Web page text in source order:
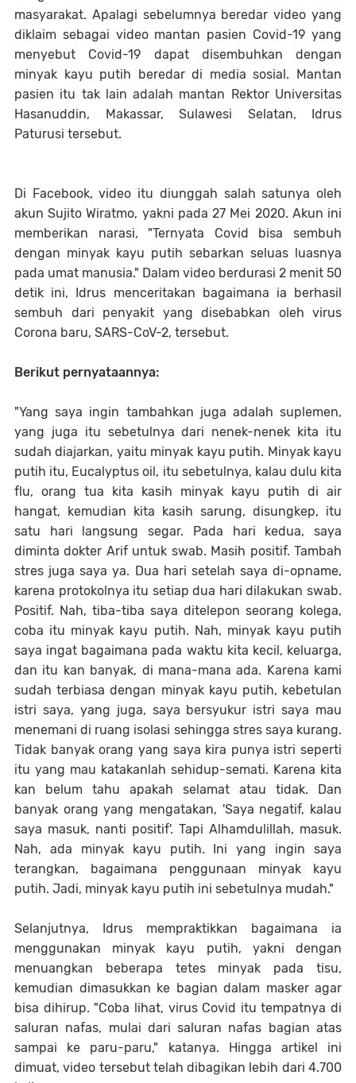
masyarakat. Apalagi sebelumnya beredar video yang
diklaim sebagai video mantan pasien Covid-19 yang
menyebut Covid-19 dapat disembuhkan dengan
minyak kayu putih beredar di media sosial. Mantan
pasien itu tak lain adalah mantan Rektor Universitas
Hasanuddin, Makassar, Sulawesi Selatan, Idrus
Paturusi tersebut.
Di Facebook, video itu diunggah salah satunya oleh
akun Sujito Wiratmo, yakni pada 27 Mei 2020. Akun ini
memberikan narasi, "Ternyata Covid bisa sembuh
dengan minyak kayu putih sebarkan seluas luasnya
pada umat manusia." Dalam video berdurasi 2 menit 50
detik ini, Idrus menceritakan bagaimana ia berhasil
sembuh dari penyakit yang disebabkan oleh virus
Corona baru, SARS-CoV-2, tersebut.
Berikut pernyataannya:
"Yang saya ingin tambahkan juga adalah suplemen,
yang juga itu sebetulnya dari nenek-nenek kita itu
sudah diajarkan, yaitu minyak kayu putih. Minyak kayu
putih itu, Eucalyptus oil, itu sebetulnya, kalau dulu kita
flu, orang tua kita kasih minyak kayu putih di air
hangat, kemudian kita kasih sarung, disungkep, itu
satu hari langsung segar. Pada hari kedua, saya
diminta dokter Arif untuk swab. Masih positif. Tambah
stres juga saya ya. Dua hari setelah saya di-opname,
karena protokolnya itu setiap dua hari dilakukan swab.
Positif. Nah, tiba-tiba saya ditelepon seorang kolega,
coba itu minyak kayu putih. Nah, minyak kayu putih
saya ingat bagaimana pada waktu kita kecil, keluarga,
dan itu kan banyak, di mana-mana ada. Karena kami
sudah terbiasa dengan minyak kayu putih, kebetulan
istri saya, yang juga, saya bersyukur istri saya mau
menemani di ruang isolasi sehingga stres saya kurang.
Tidak banyak orang yang saya kira punya istri seperti
itu yang mau katakanlah sehidup-semati. Karena kita
kan belum tahu apakah selamat atau tidak. Dan
banyak orang yang mengatakan, 'Saya negatif, kalau
saya masuk, nanti positif'. Tapi Alhamdulillah, masuk.
Nah, ada minyak kayu putih. Ini yang ingin saya
terangkan, bagaimana penggunaan minyak kayu
putih. Jadi, minyak kayu putih ini sebetulnya mudah."
Selanjutnya, Idrus mempraktikkan bagaimana ia
menggunakan minyak kayu putih, yakni dengan
menuangkan beberapa tetes minyak pada tisu,
kemudian dimasukkan ke bagian dalam masker agar
bisa dihirup. "Coba lihat, virus Covid itu tempatnya di
saluran nafas, mulai dari saluran nafas bagian atas
sampai ke paru-paru," katanya. Hingga artikel ini
dimuat, video tersebut telah dibagikan lebih dari 4.700